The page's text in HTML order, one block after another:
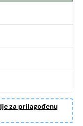
za prilagođenu